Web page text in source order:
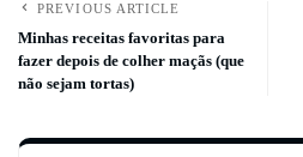
PREVIOUS ARTICLE
Minhas receitas favoritas para
fazer depois de colher maçãs (que
não sejam tortas)